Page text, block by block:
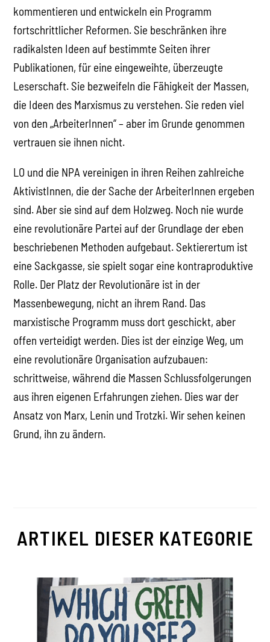
kommentieren und entwickeln ein Programm
fortschrittlicher Reformen. Sie beschränken ihre
radikalsten Ideen auf bestimmte Seiten ihrer
Publikationen, für eine eingeweihte, überzeugte
Leserschaft. Sie bezweifeln die Fähigkeit der Massen,
die Ideen des Marxismus zu verstehen. Sie reden viel
von den „ArbeiterInnen“ – aber im Grunde genommen
vertrauen sie ihnen nicht.
LO und die NPA vereinigen in ihren Reihen zahlreiche
AktivistInnen, die der Sache der ArbeiterInnen ergeben
sind. Aber sie sind auf dem Holzweg. Noch nie wurde
eine revolutionäre Partei auf der Grundlage der eben
beschriebenen Methoden aufgebaut. Sektierertum ist
eine Sackgasse, sie spielt sogar eine kontraproduktive
Rolle. Der Platz der Revolutionäre ist in der
Massenbewegung, nicht an ihrem Rand. Das
marxistische Programm muss dort geschickt, aber
offen verteidigt werden. Dies ist der einzige Weg, um
eine revolutionäre Organisation aufzubauen:
schrittweise, während die Massen Schlussfolgerungen
aus ihren eigenen Erfahrungen ziehen. Dies war der
Ansatz von Marx, Lenin und Trotzki. Wir sehen keinen
Grund, ihn zu ändern.
ARTIKEL DIESER KATEGORIE